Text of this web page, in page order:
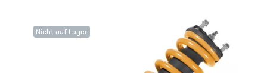
Nicht auf Lager